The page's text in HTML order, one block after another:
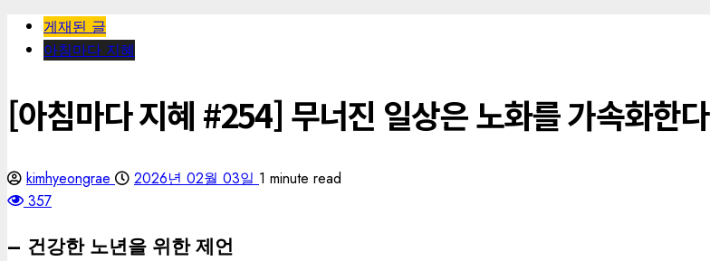
게재된 글
아침마다 지혜
[아침마다 지혜 #254] 무너진 일상은 노화를 가속화한다
kimhyeongrae 2026년 02월 03일 1 minute read
357
– 건강한 노년을 위한 제언